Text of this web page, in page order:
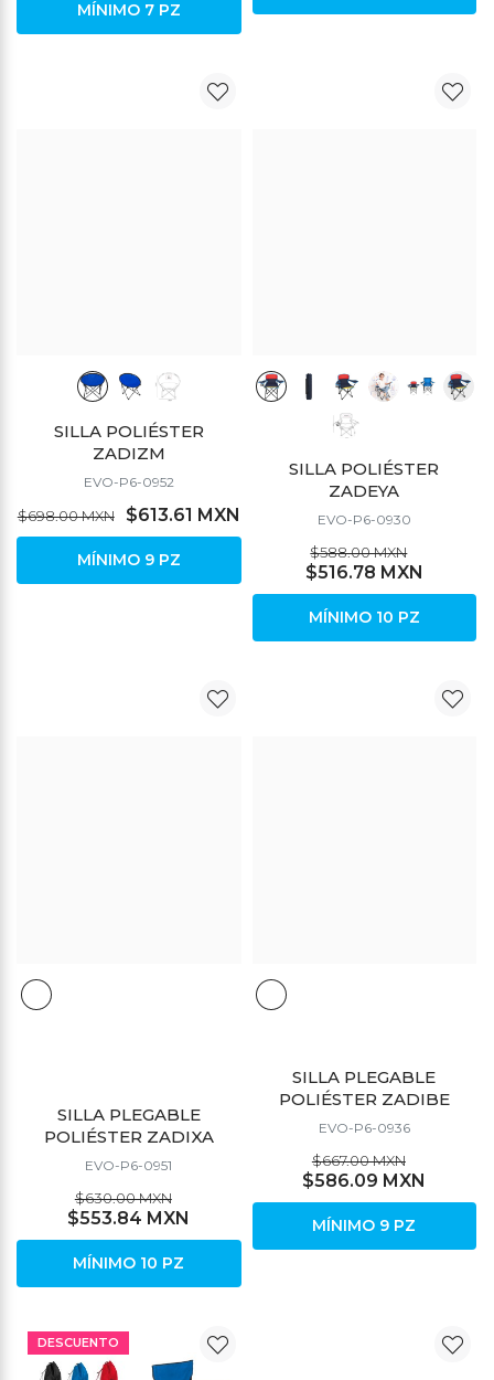
MÍNIMO 7 PZ
SILLA POLIÉSTER
ZADIZM
EVO-P6-0952
$698.00 MXN $613.61 MXN
MÍNIMO 9 PZ
SILLA POLIÉSTER
ZADEYA
EVO-P6-0930
$588.00 MXN
$516.78 MXN
MÍNIMO 10 PZ
SILLA PLEGABLE
POLIÉSTER ZADIXA
EVO-P6-0951
$630.00 MXN
$553.84 MXN
MÍNIMO 10 PZ
SILLA PLEGABLE
POLIÉSTER ZADIBE
EVO-P6-0936
$667.00 MXN
$586.09 MXN
MÍNIMO 9 PZ
DESCUENTO